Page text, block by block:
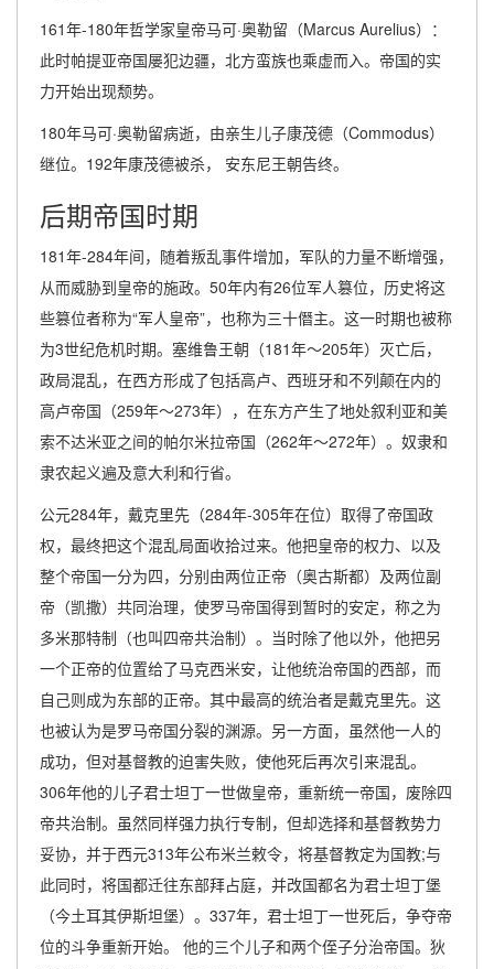
161年-180年哲学家皇帝马可·奥勒留（Marcus Aurelius）：
此时帕提亚帝国屡犯边疆，北方蛮族也乘虚而入。帝国的实
力开始出现颓势。
180年马可·奥勒留病逝，由亲生儿子康茂德（Commodus）
继位。192年康茂德被杀， 安东尼王朝告终。
后期帝国时期
181年-284年间，随着叛乱事件增加，军队的力量不断增强，
从而威胁到皇帝的施政。50年内有26位军人篡位，历史将这
些篡位者称为“军人皇帝”，也称为三十僭主。这一时期也被称
为3世纪危机时期。塞维鲁王朝（181年～205年）灭亡后，
政局混乱，在西方形成了包括高卢、西班牙和不列颠在内的
高卢帝国（259年～273年），在东方产生了地处叙利亚和美
索不达米亚之间的帕尔米拉帝国（262年～272年）。奴隶和
隶农起义遍及意大利和行省。
公元284年，戴克里先（284年-305年在位）取得了帝国政
权，最终把这个混乱局面收拾过来。他把皇帝的权力、以及
整个帝国一分为四，分别由两位正帝（奥古斯都）及两位副
帝（凯撒）共同治理，使罗马帝国得到暂时的安定，称之为
多米那特制（也叫四帝共治制）。当时除了他以外，他把另
一个正帝的位置给了马克西米安，让他统治帝国的西部，而
自己则成为东部的正帝。其中最高的统治者是戴克里先。这
也被认为是罗马帝国分裂的渊源。另一方面，虽然他一人的
成功，但对基督教的迫害失败，使他死后再次引来混乱。
306年他的儿子君士坦丁一世做皇帝，重新统一帝国，废除四
帝共治制。虽然同样强力执行专制，但却选择和基督教势力
妥协，并于西元313年公布米兰敕令，将基督教定为国教;与
此同时，将国都迁往东部拜占庭，并改国都名为君士坦丁堡
（今土耳其伊斯坦堡）。337年，君士坦丁一世死后，争夺帝
位的斗争重新开始。 他的三个儿子和两个侄子分治帝国。狄